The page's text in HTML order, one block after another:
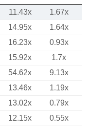
11.43x
1.67x
14.95x
1.64x
16.23x
0.93x
15.92x 1.7x
54.62x 9.13x
13.46x
1.19x
13.02x
0.79x
12.15x
0.55x